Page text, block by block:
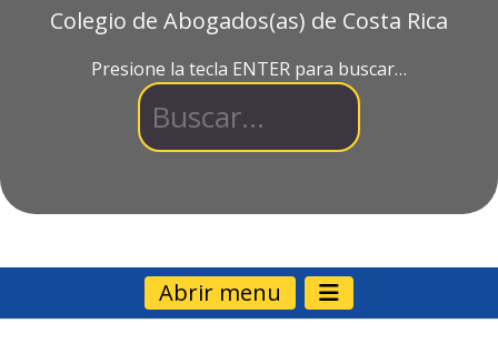
Colegio de Abogados(as) de Costa Rica
Presione la tecla ENTER para buscar…
Abrir menu